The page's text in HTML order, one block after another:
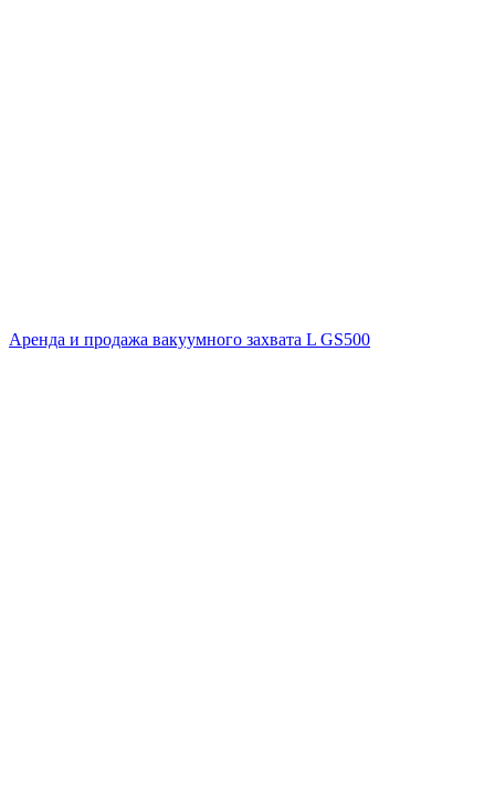
Аренда и продажа вакуумного захвата L GS500